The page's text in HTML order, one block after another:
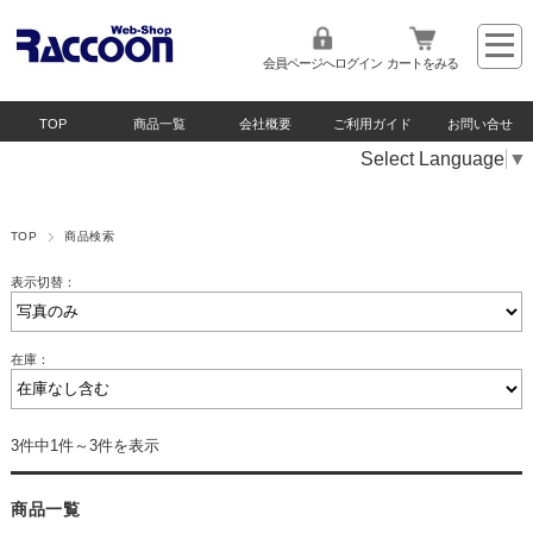
会員ページへログイン カートをみる
TOP 商品一覧 会社概要 ご利用ガイド お問い合せ
Select Language ▼
TOP 商品検索
表示切替：
在庫：
3件中1件～3件を表示
商品一覧